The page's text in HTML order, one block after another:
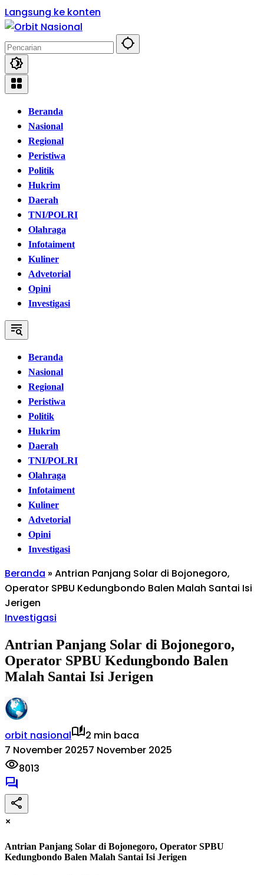
Langsung ke konten
Beranda
Nasional
Regional
Peristiwa
Politik
Hukrim
Daerah
TNI/POLRI
Olahraga
Infotaiment
Kuliner
Advetorial
Opini
Investigasi
Beranda
Nasional
Regional
Peristiwa
Politik
Hukrim
Daerah
TNI/POLRI
Olahraga
Infotaiment
Kuliner
Advetorial
Opini
Investigasi
Beranda » Antrian Panjang Solar di Bojonegoro,
Operator SPBU Kedungbondo Balen Malah Santai Isi
Jerigen
Investigasi
Antrian Panjang Solar di Bojonegoro,
Operator SPBU Kedungbondo Balen
Malah Santai Isi Jerigen
orbit nasional
2 min baca
7 November 20257 November 2025
8013
×
Antrian Panjang Solar di Bojonegoro, Operator SPBU
Kedungbondo Balen Malah Santai Isi Jerigen